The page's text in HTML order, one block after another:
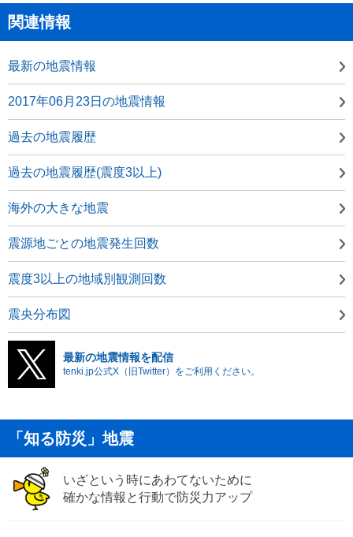
関連情報
最新の地震情報
2017年06月23日の地震情報
過去の地震履歴
過去の地震履歴(震度3以上)
海外の大きな地震
震源地ごとの地震発生回数
震度3以上の地域別観測回数
震央分布図
最新の地震情報を配信
tenki.jp公式X（旧Twitter）をご利用ください。
「知る防災」地震
いざという時にあわてないために
確かな情報と行動で防災力アップ